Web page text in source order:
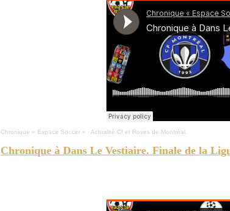
Chronique « Espace Soccer » · Actualité Cf et Roses de Montréal.
Chronique à Dans Le Vestiaire. Finale de la